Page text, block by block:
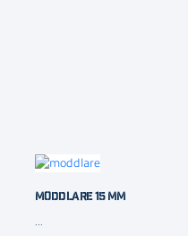
MODDLARE 15 MM